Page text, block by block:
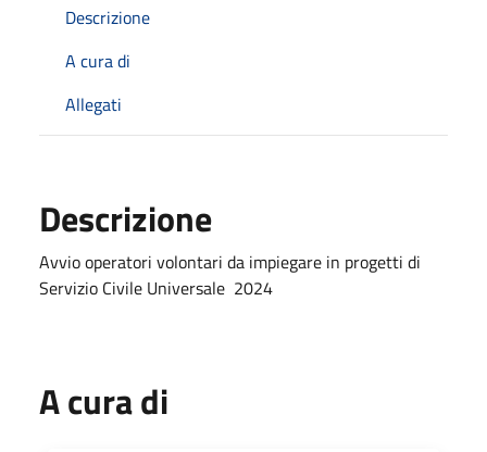
Descrizione
A cura di
Allegati
Descrizione
Avvio operatori volontari da impiegare in progetti di
Servizio Civile Universale 2024
A cura di